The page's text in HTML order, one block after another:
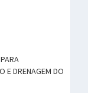
E DRENAGEM DO